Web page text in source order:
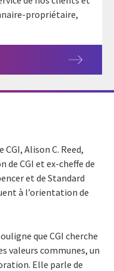
propriétaire,
CGI, Alison C. Reed,
de CGI et ex-cheffe de
et de Standard
à l’orientation de
que CGI cherche
valeurs communes, un
Elle parle de